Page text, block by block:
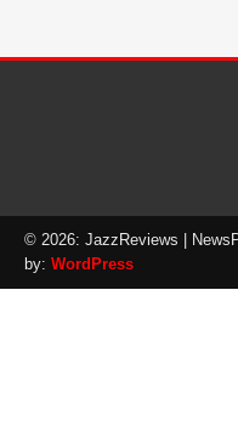
© 2026: JazzReviews |
by: WordPress